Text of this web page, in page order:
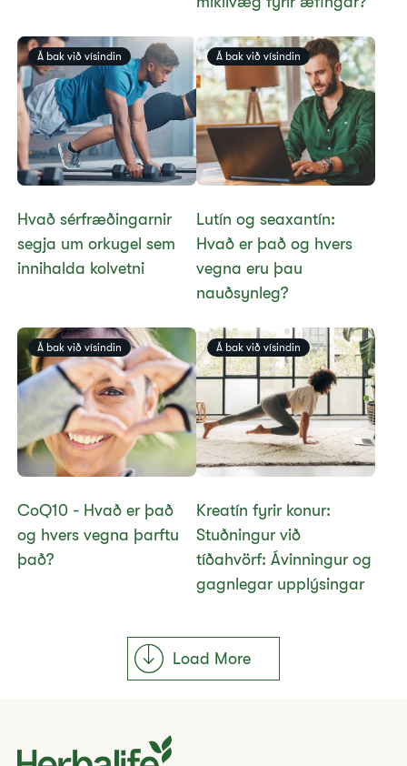
Á bak við vísindin
Hvað sérfræðingarnir
segja um orkugel sem
innihalda kolvetni
Á bak við vísindin
​​Lutín og seaxantín:
Hvað er það og hvers
vegna eru þau
nauðsynleg?​
Á bak við vísindin
​​CoQ10 - Hvað er það
og hvers vegna þarftu
það?​
Á bak við vísindin
Kreatín fyrir konur:
Stuðningur við
tíðahvörf: Ávinningur og
gagnlegar upplýsingar
Load More